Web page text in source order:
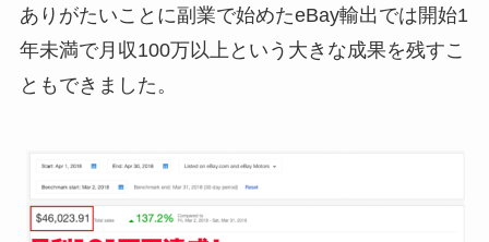
ありがたいことに副業で始めたeBay輸出では開始1
年未満で月収100万以上という大きな成果を残すこ
ともできました。